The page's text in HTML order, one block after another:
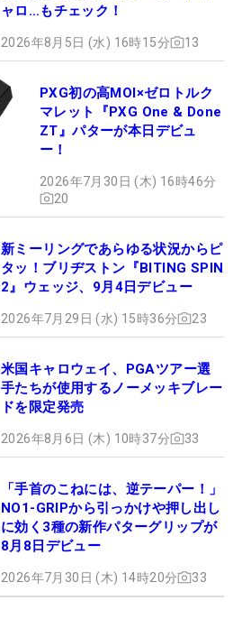
ャロ…もチェック！
2026年8月5日 (水) 16時15分 13
PXG初の高MOI×ゼロトルク
マレット『PXG One & Done
ZT』パターが本日デビュ
ー！
2026年7月30日 (木) 16時46分
20
新ミーリングであらゆる状況からピ
タッ！ブリヂストン『BITING SPIN
2』ウェッジ、9月4日デビュー
2026年7月29日 (水) 15時36分 23
米国キャロウェイ、PGAツアー選
手たちが使用するノーメッキブレー
ドを限定発売
2026年8月6日 (木) 10時37分 33
「手首のこねには、逆テーパー！」
NO1-GRIPから引っかけや押し出し
に効く3種の新作パターグリップが
8月8日デビュー
2026年7月30日 (木) 14時20分 33